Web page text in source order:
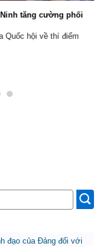
tăng cường phối
Quốc hội về thí điểm
đạo của Đảng đối với